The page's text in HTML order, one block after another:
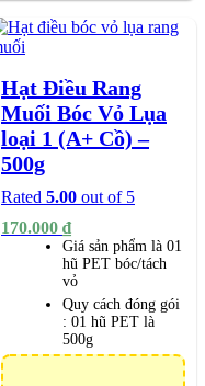
Hạt Điều Rang
Muối Bóc Vỏ Lụa
loại 1 (A+ Cồ) –
500g
Rated 5.00 out of 5
170.000 ₫
Giá sản phẩm là 01
hũ PET bóc/tách
vỏ
Quy cách đóng gói
: 01 hũ PET là
500g